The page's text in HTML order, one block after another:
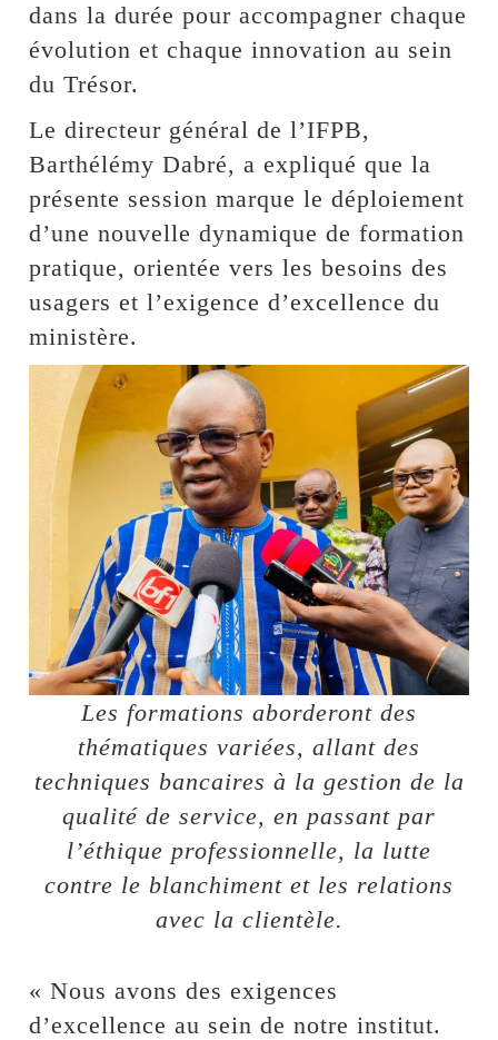
dans la durée pour accompagner chaque
évolution et chaque innovation au sein
du Trésor.
Le directeur général de l’IFPB,
Barthélémy Dabré, a expliqué que la
présente session marque le déploiement
d’une nouvelle dynamique de formation
pratique, orientée vers les besoins des
usagers et l’exigence d’excellence du
ministère.
Les formations aborderont des
thématiques variées, allant des
techniques bancaires à la gestion de la
qualité de service, en passant par
l’éthique professionnelle, la lutte
contre le blanchiment et les relations
avec la clientèle.
« Nous avons des exigences
d’excellence au sein de notre institut.